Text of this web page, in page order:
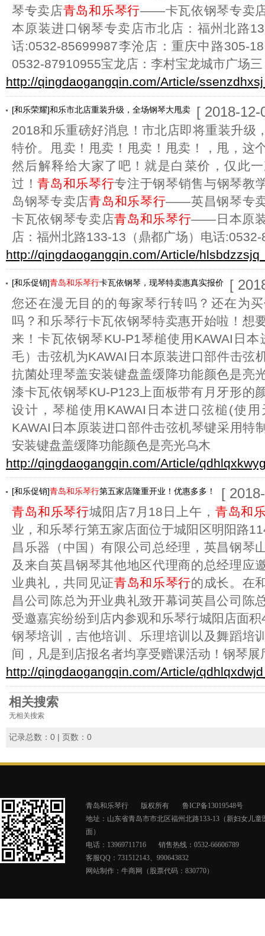
琴专卖店青岛和乐琴行——卡瓦依钢琴专卖
本原装进口钢琴专卖店市北店：福州北路
话:0532-85699987李沧店：重庆中路305-
0532-87910955宝龙店：李村宝龙城市广场三
http://qingdaogangqin.com/Article/
[和乐荣耀]和乐市北店重装升级，全场钢琴大甩卖 [ 2018-12-
2018和乐重磅好消息！市北店即将重装升级
特价。甩卖！甩卖！甩卖！甩卖！，甩，这
然后解释给大家了吧！就是白菜价，仅此
过！青岛和乐琴行专注于钢琴销售与钢琴教
岛钢琴专卖店青岛和乐琴行——英昌钢琴专
卡瓦依钢琴专卖店青岛和乐琴行——日本原装
店：福州北路133-13（鼎都广场）电话
http://qingdaogangqin.com/Article/
[和乐促销]青岛和乐琴行卡瓦依钢琴，现琴特卖惠真实报价 [
您还在漫无目的的每家琴行转吗？还在为
吗？和乐琴行卡瓦依钢琴特卖惠开始啦！想
来！卡瓦依钢琴KU-P1琴槌使用KAWAI日
毛）击弦机为KAWAI日本原装进口部件击弦
抗菌处理琴盖安装键盘盖缓降功能颜色是亮
漆卡瓦依钢琴KU-P123上面板带有月牙形的
设计，琴槌使用KAWAI日本进口弦槌(使
KAWAI日本原装进口部件击弦机琴键采用特
安装键盘盖缓降功能颜色是亮光乌木
http://qingdaogangqin.com/Article/
[和乐促销]青岛和乐琴行第五家店隆重开业！优惠多多！ [
青岛和乐琴行城阳店7月18日上午， 青岛和
业，和乐琴行第五家店面位于城阳区明阳路
昌乐器（中国）有限公司总经理，英昌钢琴
及来自英昌钢琴其他地区代理商的总经理应
业典礼，共同见证青岛和乐琴行的成长。在
昌公司陈总为开业典礼致开幕词英昌公司陈
受邀嘉宾纷纷到店内参观和乐琴行城阳店面
钢琴培训，吉他培训、乐理培训以及舞蹈培
间，凡是到店报名者均享受赠课活动！钢琴展
http://qingdaogangqin.com/Article/
相关搜索
无相关搜索
记录总数：0 | 页数：0
青岛和乐琴行 版权所有
鲁ICP备13019548号
地址：山东省青岛市市北区福州北路133-13（新妇女儿童
面）
电话：13969711716
销售热线：0532-66606789
客服QQ：731512143、990643832
网站制作： 牛商网（股票代码：830770）